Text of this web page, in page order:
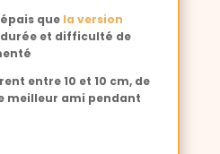
quela version
durée et difficulté de
entre 10 et 10 cm, de
meilleur ami pendant